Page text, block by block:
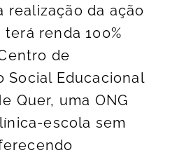
realização da ação
renda 100%
de
Social Educacional
Quer, uma ONG
escola sem